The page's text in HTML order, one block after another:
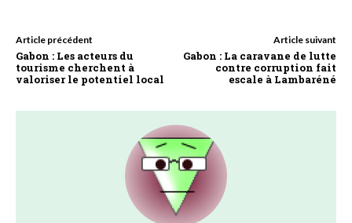
Article précédent
Gabon : Les acteurs du
tourisme cherchent à
valoriser le potentiel local
Article suivant
Gabon : La caravane de lutte
contre corruption fait
escale à Lambaréné